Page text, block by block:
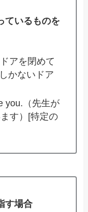
ているものを
アを閉めて
かないドア
you.（先生が
す）[特定の
す場合